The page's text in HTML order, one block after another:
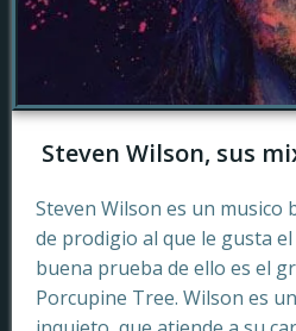
Steven Wilson, sus
Steven Wilson es un musico
de prodigio al que le gusta
buena prueba de ello es el
Porcupine Tree. Wilson es